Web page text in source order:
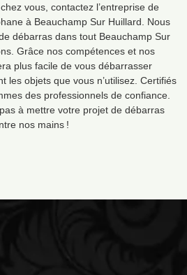
vous, contactez l’entreprise de
à Beauchamp Sur Huillard. Nous
débarras dans tout Beauchamp Sur
Grâce nos compétences et nos
plus facile de vous débarrasser
les objets que vous n’utilisez. Certifiés
des professionnels de confiance.
à mettre votre projet de débarras
nos mains !